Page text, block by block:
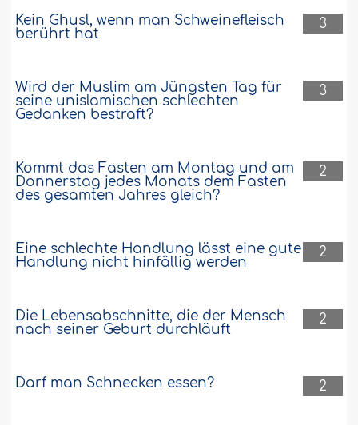
3
Kein Ghusl, wenn man Schweinefleisch
berührt hat
3
Wird der Muslim am Jüngsten Tag für
seine unislamischen schlechten
Gedanken bestraft?
2
Kommt das Fasten am Montag und am
Donnerstag jedes Monats dem Fasten
des gesamten Jahres gleich?
2
Eine schlechte Handlung lässt eine gute
Handlung nicht hinfällig werden
2
Die Lebensabschnitte, die der Mensch
nach seiner Geburt durchläuft
2
Darf man Schnecken essen?